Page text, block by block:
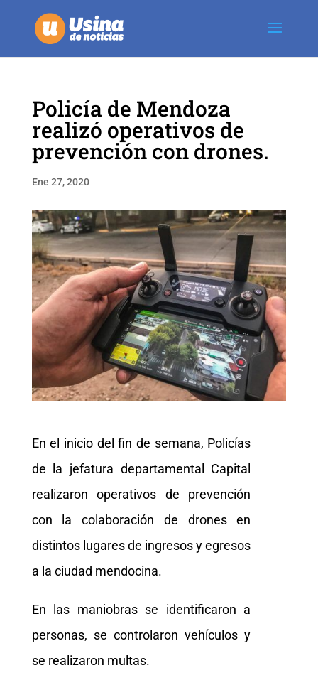
Policía de Mendoza
realizó operativos de
prevención con drones.
Ene 27, 2020
En el inicio del fin de semana, Policías
de la jefatura departamental Capital
realizaron operativos de prevención
con la colaboración de drones en
distintos lugares de ingresos y egresos
a la ciudad mendocina.
En las maniobras se identificaron a
personas, se controlaron vehículos y
se realizaron multas.